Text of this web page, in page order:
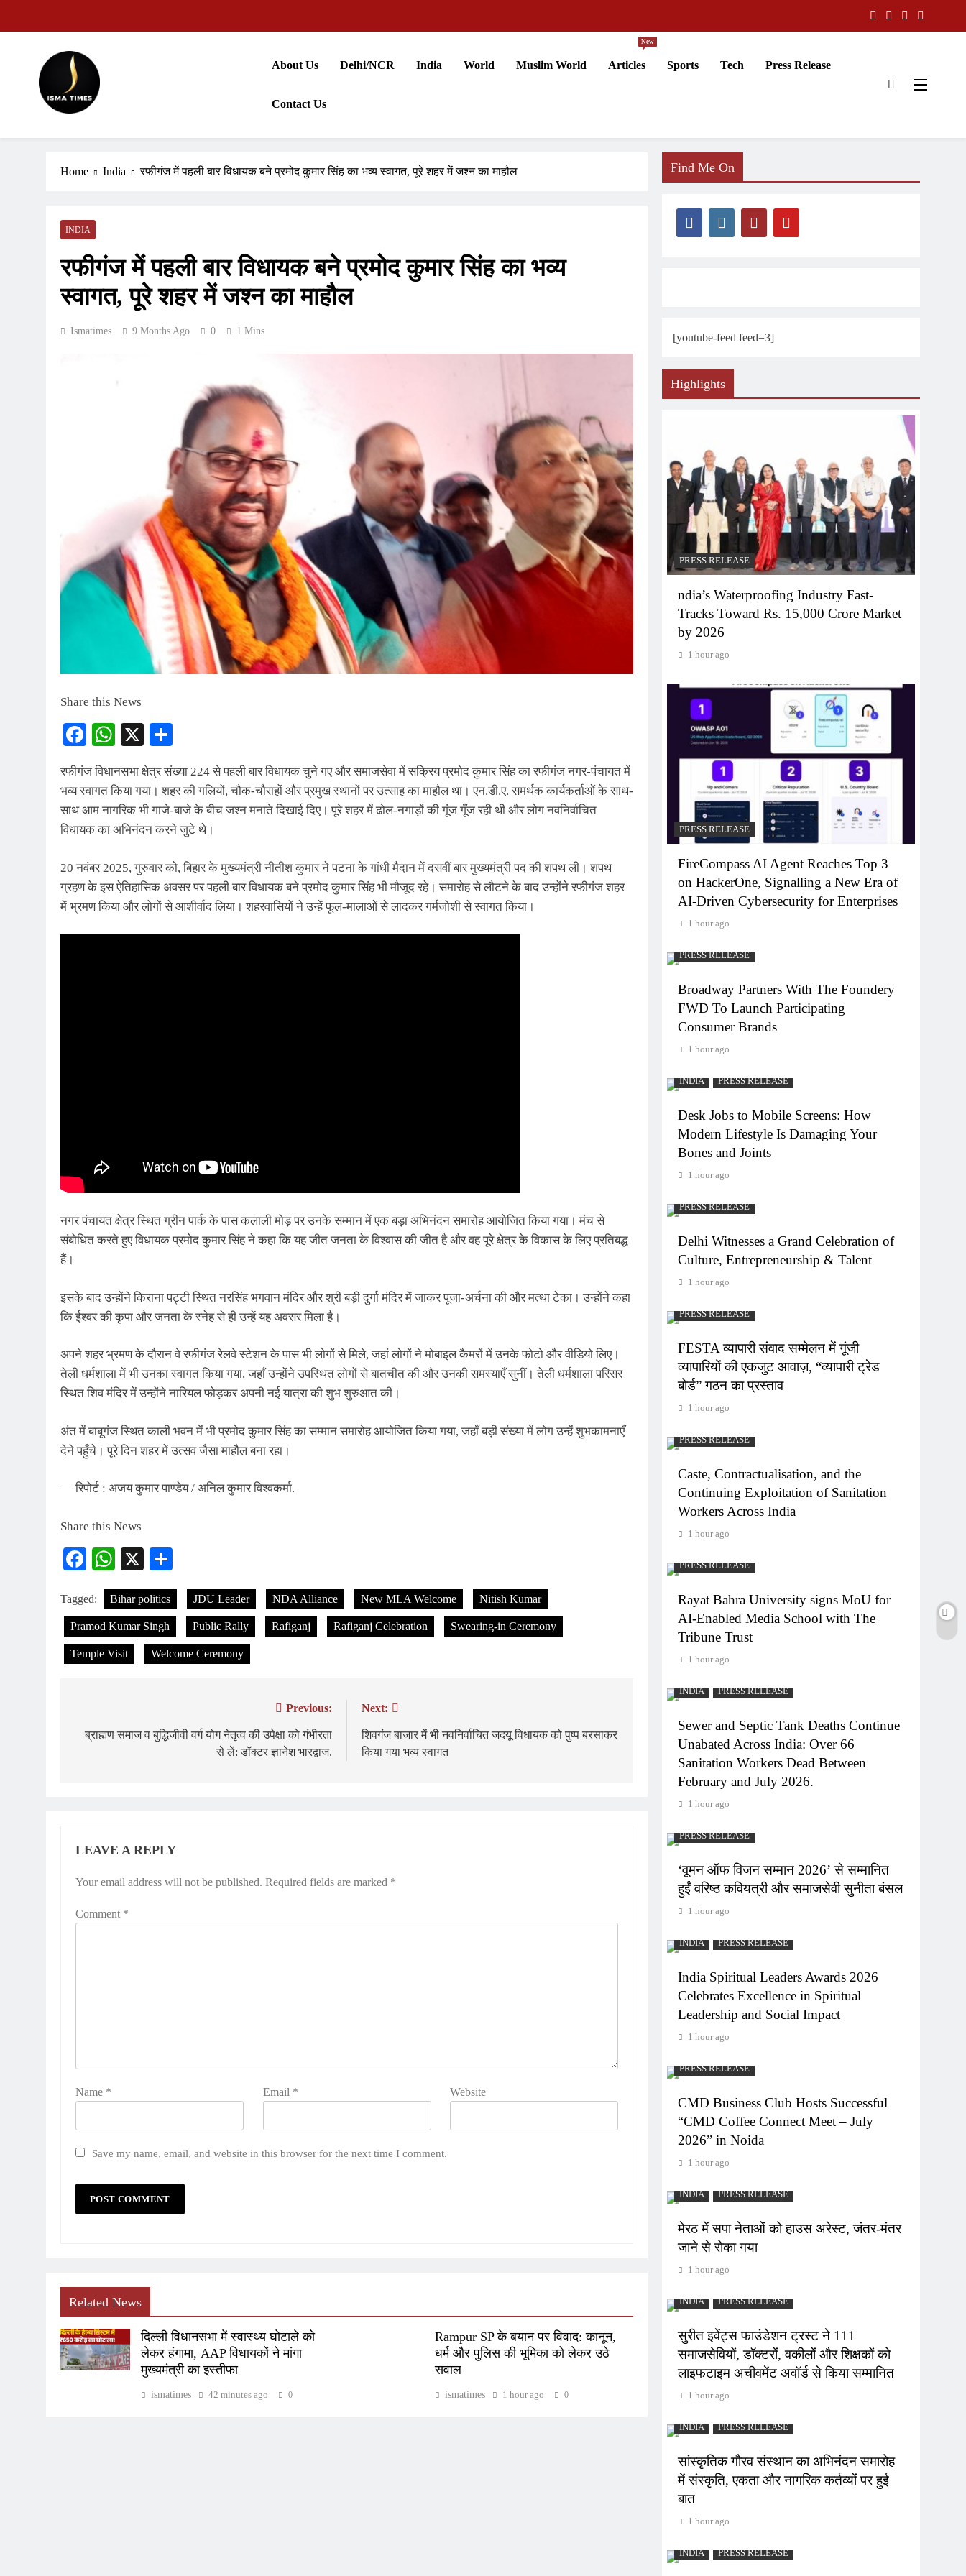
ISMA TIMES NEWS
About Us Delhi/NCR India World Muslim World Articles
New
Sports Tech Press Release
Contact Us
Home India रफीगंज में पहली बार विधायक बने प्रमोद कुमार सिंह का भव्य स्वागत, पूरे शहर में जश्न का माहौल
INDIA
रफीगंज में पहली बार विधायक बने प्रमोद कुमार सिंह का भव्य
स्वागत, पूरे शहर में जश्न का माहौल
Ismatimes 9 Months Ago 0 1 Mins
Share this News
Facebook
WhatsApp
X
रफीगंज विधानसभा क्षेत्र संख्या 224 से पहली बार विधायक चुने गए और समाजसेवा में सक्रिय प्रमोद कुमार सिंह का रफीगंज नगर-पंचायत में
भव्य स्वागत किया गया। शहर की गलियों, चौक-चौराहों और प्रमुख स्थानों पर उत्साह का माहौल था। एन.डी.ए. समर्थक कार्यकर्ताओं के साथ-
साथ आम नागरिक भी गाजे-बाजे के बीच जश्न मनाते दिखाई दिए। पूरे शहर में ढोल-नगाड़ों की गूंज गूँज रही थी और लोग नवनिर्वाचित
विधायक का अभिनंदन करने जुटे थे।
20 नवंबर 2025, गुरुवार को, बिहार के मुख्यमंत्री नीतीश कुमार ने पटना के गांधी मैदान में दसवीं बार मुख्यमंत्री पद की शपथ ली। शपथ
ग्रहण के इस ऐतिहासिक अवसर पर पहली बार विधायक बने प्रमोद कुमार सिंह भी मौजूद रहे। समारोह से लौटने के बाद उन्होंने रफीगंज शहर
में भ्रमण किया और लोगों से आशीर्वाद लिया। शहरवासियों ने उन्हें फूल-मालाओं से लादकर गर्मजोशी से स्वागत किया।
नगर पंचायत क्षेत्र स्थित ग्रीन पार्क के पास कलाली मोड़ पर उनके सम्मान में एक बड़ा अभिनंदन समारोह आयोजित किया गया। मंच से
संबोधित करते हुए विधायक प्रमोद कुमार सिंह ने कहा कि यह जीत जनता के विश्वास की जीत है और वह पूरे क्षेत्र के विकास के लिए प्रतिबद्ध
हैं।
इसके बाद उन्होंने किराना पट्टी स्थित नरसिंह भगवान मंदिर और श्री बड़ी दुर्गा मंदिर में जाकर पूजा-अर्चना की और मत्था टेका। उन्होंने कहा
कि ईश्वर की कृपा और जनता के स्नेह से ही उन्हें यह अवसर मिला है।
अपने शहर भ्रमण के दौरान वे रफीगंज रेलवे स्टेशन के पास भी लोगों से मिले, जहां लोगों ने मोबाइल कैमरों में उनके फोटो और वीडियो लिए।
तेली धर्मशाला में भी उनका स्वागत किया गया, जहाँ उन्होंने उपस्थित लोगों से बातचीत की और उनकी समस्याएँ सुनीं। तेली धर्मशाला परिसर
स्थित शिव मंदिर में उन्होंने नारियल फोड़कर अपनी नई यात्रा की शुभ शुरुआत की।
अंत में बाबूगंज स्थित काली भवन में भी प्रमोद कुमार सिंह का सम्मान समारोह आयोजित किया गया, जहाँ बड़ी संख्या में लोग उन्हें शुभकामनाएँ
देने पहुँचे। पूरे दिन शहर में उत्सव जैसा माहौल बना रहा।
— रिपोर्ट : अजय कुमार पाण्डेय / अनिल कुमार विश्वकर्मा.
Share this News
Facebook
WhatsApp
X
Tagged: Bihar politics JDU Leader NDA Alliance New MLA Welcome Nitish Kumar
Pramod Kumar Singh Public Rally Rafiganj Rafiganj Celebration Swearing-in Ceremony
Temple Visit Welcome Ceremony
navigation
Previous:
ब्राह्मण समाज व बुद्धिजीवी वर्ग योग नेतृत्व की उपेक्षा को गंभीरता
से लें: डॉक्टर ज्ञानेश भारद्वाज.
Next:
शिवगंज बाजार में भी नवनिर्वाचित जदयू विधायक को पुष्प बरसाकर
किया गया भव्य स्वागत
LEAVE A REPLY
Your email address will not be published. Required fields are marked *
Comment *
Name * Email * Website
Save my name, email, and website in this browser for the next time I comment.
Related News
दिल्ली विधानसभा में स्वास्थ्य घोटाले को
लेकर हंगामा, AAP विधायकों ने मांगा
मुख्यमंत्री का इस्तीफा
ismatimes 42 minutes ago 0
Rampur SP के बयान पर विवाद: कानून,
धर्म और पुलिस की भूमिका को लेकर उठे
सवाल
ismatimes 1 hour ago 0
Find Me On
[youtube-feed feed=3]
Highlights
PRESS RELEASE
ndia’s Waterproofing Industry Fast-
Tracks Toward Rs. 15,000 Crore Market
by 2026
1 hour ago
PRESS RELEASE
FireCompass AI Agent Reaches Top 3
on HackerOne, Signalling a New Era of
AI-Driven Cybersecurity for Enterprises
1 hour ago
PRESS RELEASE
Broadway Partners With The Foundery
FWD To Launch Participating
Consumer Brands
1 hour ago
INDIA PRESS RELEASE
Desk Jobs to Mobile Screens: How
Modern Lifestyle Is Damaging Your
Bones and Joints
1 hour ago
PRESS RELEASE
Delhi Witnesses a Grand Celebration of
Culture, Entrepreneurship & Talent
1 hour ago
PRESS RELEASE
FESTA व्यापारी संवाद सम्मेलन में गूंजी
व्यापारियों की एकजुट आवाज़, “व्यापारी ट्रेड
बोर्ड” गठन का प्रस्ताव
1 hour ago
PRESS RELEASE
Caste, Contractualisation, and the
Continuing Exploitation of Sanitation
Workers Across India
1 hour ago
PRESS RELEASE
Rayat Bahra University signs MoU for
AI-Enabled Media School with The
Tribune Trust
1 hour ago
INDIA PRESS RELEASE
Sewer and Septic Tank Deaths Continue
Unabated Across India: Over 66
Sanitation Workers Dead Between
February and July 2026.
1 hour ago
PRESS RELEASE
‘वूमन ऑफ विजन सम्मान 2026’ से सम्मानित
हुईं वरिष्ठ कवियत्री और समाजसेवी सुनीता बंसल
1 hour ago
INDIA PRESS RELEASE
India Spiritual Leaders Awards 2026
Celebrates Excellence in Spiritual
Leadership and Social Impact
1 hour ago
PRESS RELEASE
CMD Business Club Hosts Successful
“CMD Coffee Connect Meet – July
2026” in Noida
1 hour ago
INDIA PRESS RELEASE
मेरठ में सपा नेताओं को हाउस अरेस्ट, जंतर-मंतर
जाने से रोका गया
1 hour ago
INDIA PRESS RELEASE
सुरीत इवेंट्स फाउंडेशन ट्रस्ट ने 111
समाजसेवियों, डॉक्टरों, वकीलों और शिक्षकों को
लाइफटाइम अचीवमेंट अवॉर्ड से किया सम्मानित
1 hour ago
INDIA PRESS RELEASE
सांस्कृतिक गौरव संस्थान का अभिनंदन समारोह
में संस्कृति, एकता और नागरिक कर्तव्यों पर हुई
बात
1 hour ago
INDIA PRESS RELEASE